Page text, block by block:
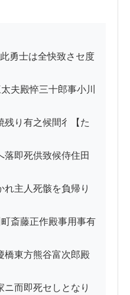
夫殿悴三十郎事小川
り有之候間彳【た
即死供致候侍住田
主人死骸を負帰り
斎藤正作殿事用事有
東方熊谷富次郎殿
而即死セしとなり